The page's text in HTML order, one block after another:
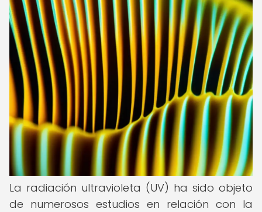
La radiación ultravioleta (UV) ha sido objeto
de numerosos estudios en relación con la